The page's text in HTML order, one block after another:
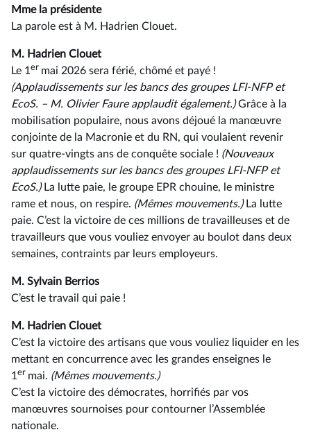
Mme la présidente
La parole est à M. Hadrien Clouet.
M. Hadrien Clouet
Le 1 er mai 2026 sera férié, chômé et payé !
(Applaudissements sur les bancs des groupes LFI-NFP et
EcoS. –⁠ M. Olivier Faure applaudit également.)Grâce à la
mobilisation populaire, nous avons déjoué la manœuvre
conjointe de la Macronie et du RN, qui voulaient revenir
sur quatre-vingts ans de conquête sociale ! (Nouveaux
applaudissements sur les bancs des groupes LFI-NFP et
EcoS.)La lutte paie, le groupe EPR chouine, le ministre
rame et nous, on respire. (Mêmes mouvements.)La lutte
paie. C’est la victoire de ces millions de travailleuses et de
travailleurs que vous vouliez envoyer au boulot dans deux
semaines, contraints par leurs employeurs.
M. Sylvain Berrios
C’est le travail qui paie !
M. Hadrien Clouet
C’est la victoire des artisans que vous vouliez liquider en les
mettant en concurrence avec les grandes enseignes le
1 er mai. (Mêmes mouvements.)
C’est la victoire des démocrates, horrifiés par vos
manœuvres sournoises pour contourner l’Assemblée
nationale.